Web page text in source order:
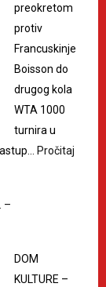
preokretom
protiv
Francuskinje
Boisson do
drugog kola
WTA 1000
turnira u
Pročitaj
–
DOM
KULTURE –